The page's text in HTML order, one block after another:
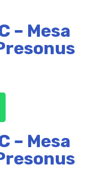
– Mesa
– Mesa